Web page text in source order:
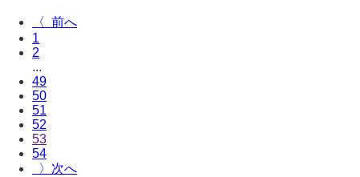
〈
1
2
...
49
50
51
52
53
54
〉